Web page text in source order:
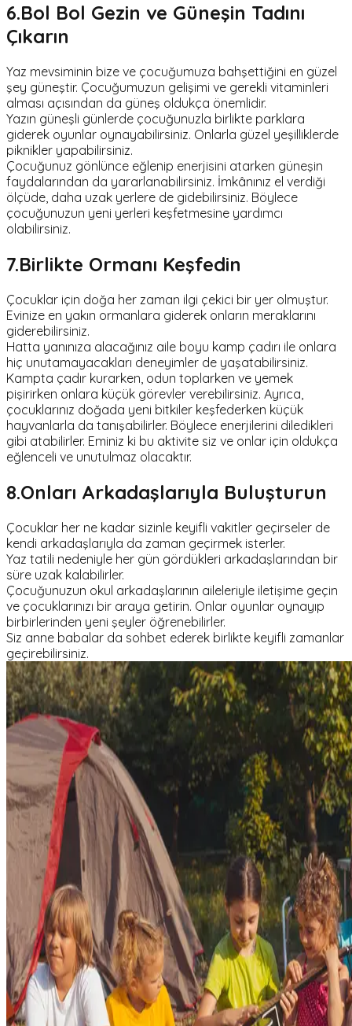
6.Bol Bol Gezin ve Güneşin Tadını
Çıkarın
Yaz mevsiminin bize ve çocuğumuza bahşettiğini en güzel
şey güneştir. Çocuğumuzun gelişimi ve gerekli vitaminleri
alması açısından da güneş oldukça önemlidir.
Yazın güneşli günlerde çocuğunuzla birlikte parklara
giderek oyunlar oynayabilirsiniz. Onlarla güzel yeşilliklerde
piknikler yapabilirsiniz.
Çocuğunuz gönlünce eğlenip enerjisini atarken güneşin
faydalarından da yararlanabilirsiniz. İmkânınız el verdiği
ölçüde, daha uzak yerlere de gidebilirsiniz. Böylece
çocuğunuzun yeni yerleri keşfetmesine yardımcı
olabilirsiniz.
7.Birlikte Ormanı Keşfedin
Çocuklar için doğa her zaman ilgi çekici bir yer olmuştur.
Evinize en yakın ormanlara giderek onların meraklarını
giderebilirsiniz.
Hatta yanınıza alacağınız aile boyu kamp çadırı ile onlara
hiç unutamayacakları deneyimler de yaşatabilirsiniz.
Kampta çadır kurarken, odun toplarken ve yemek
pişirirken onlara küçük görevler verebilirsiniz. Ayrıca,
çocuklarınız doğada yeni bitkiler keşfederken küçük
hayvanlarla da tanışabilirler. Böylece enerjilerini diledikleri
gibi atabilirler. Eminiz ki bu aktivite siz ve onlar için oldukça
eğlenceli ve unutulmaz olacaktır.
8.Onları Arkadaşlarıyla Buluşturun
Çocuklar her ne kadar sizinle keyifli vakitler geçirseler de
kendi arkadaşlarıyla da zaman geçirmek isterler.
Yaz tatili nedeniyle her gün gördükleri arkadaşlarından bir
süre uzak kalabilirler.
Çocuğunuzun okul arkadaşlarının aileleriyle iletişime geçin
ve çocuklarınızı bir araya getirin. Onlar oyunlar oynayıp
birbirlerinden yeni şeyler öğrenebilirler.
Siz anne babalar da sohbet ederek birlikte keyifli zamanlar
geçirebilirsiniz.